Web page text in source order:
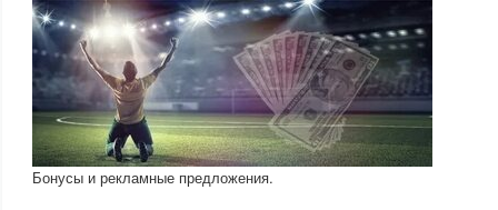
Бонусы и рекламные предложения.